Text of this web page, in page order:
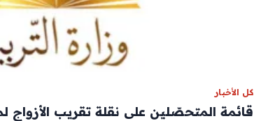
كل الأخبار
قائمة المتحصّلين على نقلة تقريب الأزواج